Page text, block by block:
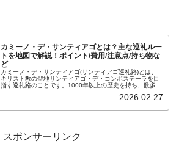
カミーノ・デ・サンティアゴとは？主な巡礼ルー
トを地図で解説！ポイント/費用/注意点/持ち物な
ど
カミーノ・デ・サンティアゴ(サンティアゴ巡礼路)とは、
キリスト教の聖地サンティアゴ・デ・コンポステーラを目
指す巡礼路のことです。1000年以上の歴史を持ち、数多く
2026.02.27
スポンサーリンク